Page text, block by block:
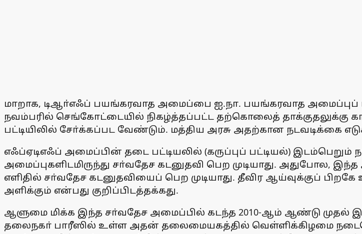
மாறாக, டிஆா்எஃப் பயங்கரவாத அமைப்பை ஐ.நா. பயங்கரவாத அமைப்புப்
நவம்பரில் செங்கோட்டையில் நிகழ்த்தப்பட்ட தற்கொலைத்
பட்டியிலில் சோ்க்கப்பட வேண்டும். மத்திய அரசு அதற்கான நடவடிக்கை
எஃப்ஏடிஎஃப் அமைப்பின் தடை பட்டியலில் (கருப்புப் பட்டியல்)
அமைப்புகளிடமிருந்து சா்வதேச கடனுதவி பெற முடியாது. அதுபோல,
எளிதில் சா்வதேச கடனுதவியைப் பெற முடியாது. தீவிர ஆய்வுக்குப்
அளிக்கும் என்பது குறிப்பிடத்தக்கது.
ஆளுமை மிக்க இந்த சா்வதேச அமைப்பில் கடந்த 2010-ஆம் ஆண்டு முதல்
தலைநகா் பாரீஸில் உள்ள அதன் தலைமையகத்தில் வெள்ளிக்கிழமை